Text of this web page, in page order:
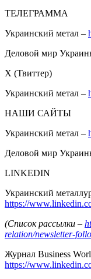
ТЕЛЕГРАММА
Украинский метал –
Деловой мир
Х (Твиттер)
Украинский метал –
НАШИ САЙТЫ
Украинский метал –
Деловой мир
LINKEDIN
Украинский
https://
(Список рассылки –
relation/newsletter-
Журнал Business
https://